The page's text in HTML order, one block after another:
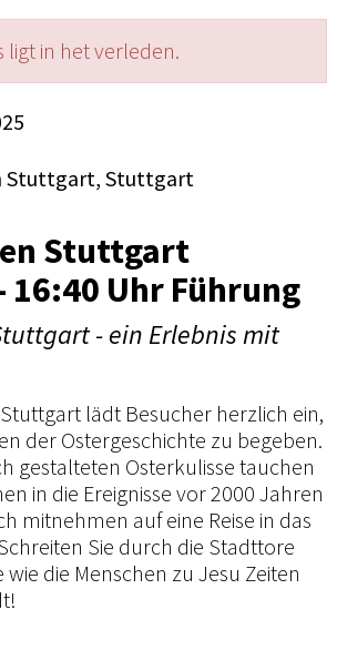
ligt in het verleden.
Stuttgart, Stuttgart
Stuttgart
16:40 Uhr Führung
- ein Erlebnis mit
lädt Besucher herzlich ein,
der Ostergeschichte zu begeben.
gestalteten Osterkulisse tauchen
in die Ereignisse vor 2000 Jahren
mitnehmen auf eine Reise in das
Sie durch die Stadttore
die Menschen zu Jesu Zeiten